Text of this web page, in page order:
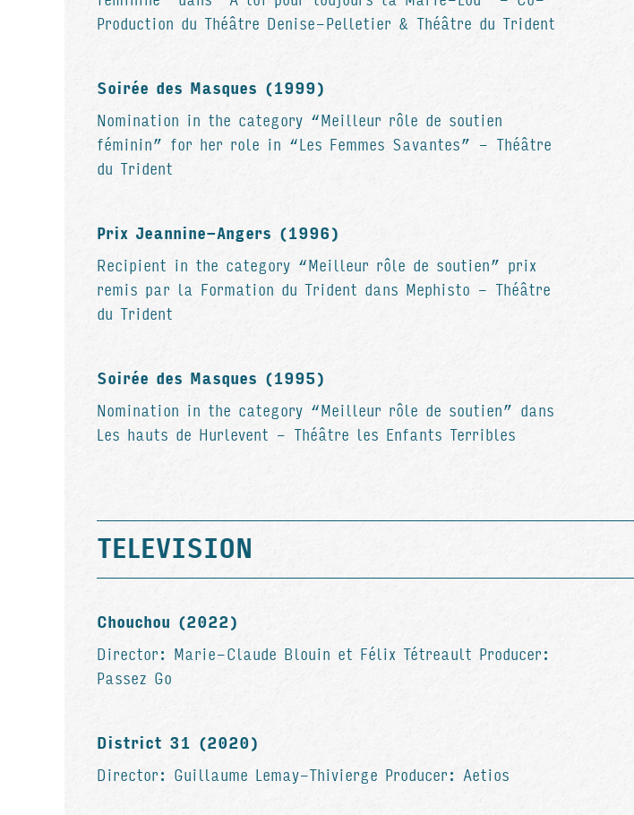
Production du Théâtre Denise-Pelletier & Théâtre du Trident
Soirée des Masques (1999)
Nomination in the category “Meilleur rôle de soutien
féminin” for her role in “Les Femmes Savantes” - Théâtre
du Trident
Prix Jeannine-Angers (1996)
Recipient in the category “Meilleur rôle de soutien” prix
remis par la Formation du Trident dans Mephisto - Théâtre
du Trident
Soirée des Masques (1995)
Nomination in the category “Meilleur rôle de soutien” dans
Les hauts de Hurlevent - Théâtre les Enfants Terribles
TELEVISION
Chouchou (2022)
Director: Marie-Claude Blouin et Félix Tétreault Producer:
Passez Go
District 31 (2020)
Director: Guillaume Lemay-Thivierge Producer: Aetios